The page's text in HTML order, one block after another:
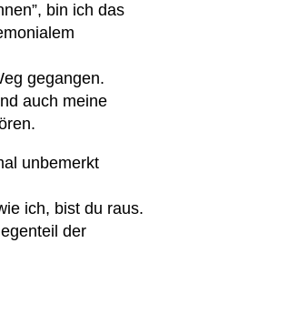
bin ich das
gegangen.
auch meine
unbemerkt
ich, bist du raus.
der